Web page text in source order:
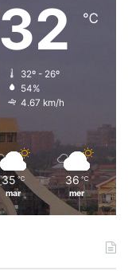
32 ℃
32º - 26º
54%
4.67 km/h
35 ℃
mar
36 ℃
mer